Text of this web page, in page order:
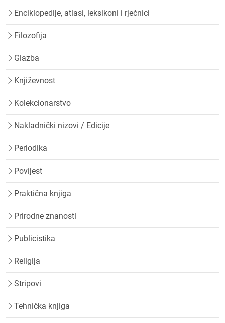
Enciklopedije, atlasi, leksikoni i rječnici
Filozofija
Glazba
Književnost
Kolekcionarstvo
Nakladnički nizovi / Edicije
Periodika
Povijest
Praktična knjiga
Prirodne znanosti
Publicistika
Religija
Stripovi
Tehnička knjiga